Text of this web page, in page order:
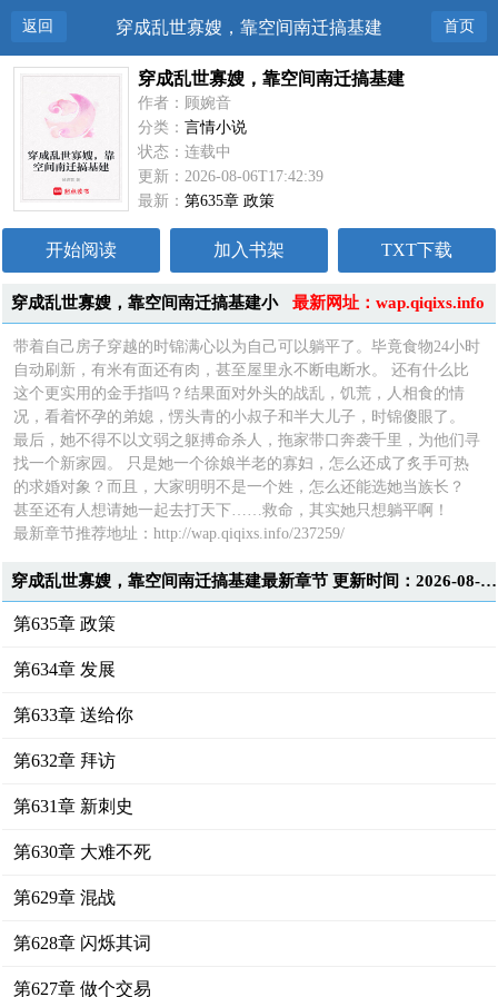
返回 穿成乱世寡嫂，靠空间南迁搞基建 首页
穿成乱世寡嫂，靠空间南迁搞基建
作者：顾婉音
分类：言情小说
状态：连载中
更新：2026-08-06T17:42:39
最新：第635章 政策
开始阅读 加入书架 TXT下载
最新网址：wap.qiqixs.info
穿成乱世寡嫂，靠空间南迁搞基建小
说简介
带着自己房子穿越的时锦满心以为自己可以躺平了。毕竟食物24小时
自动刷新，有米有面还有肉，甚至屋里永不断电断水。 还有什么比
这个更实用的金手指吗？结果面对外头的战乱，饥荒，人相食的情
况，看着怀孕的弟媳，愣头青的小叔子和半大儿子，时锦傻眼了。
最后，她不得不以文弱之躯搏命杀人，拖家带口奔袭千里，为他们寻
找一个新家园。 只是她一个徐娘半老的寡妇，怎么还成了炙手可热
的求婚对象？而且，大家明明不是一个姓，怎么还能选她当族长？
甚至还有人想请她一起去打天下……救命，其实她只想躺平啊！
最新章节推荐地址：http://wap.qiqixs.info/237259/
穿成乱世寡嫂，靠空间南迁搞基建最新章节 更新时间：2026-08-06T17:42:39
第635章 政策
第634章 发展
第633章 送给你
第632章 拜访
第631章 新刺史
第630章 大难不死
第629章 混战
第628章 闪烁其词
第627章 做个交易